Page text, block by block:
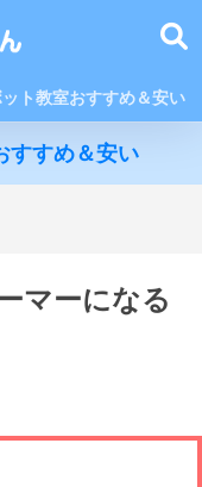
ット教室おすすめ＆安い
すすめ＆安い
マーになる